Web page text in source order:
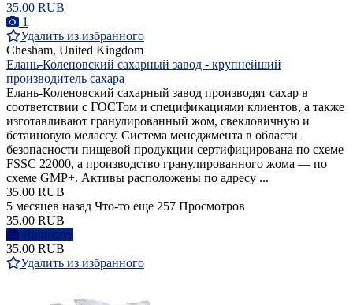
35.00 RUB
1
Удалить из избранного
Chesham, United Kingdom
Елань-Коленовский сахарный завод - крупнейший
производитель сахара
Елань-Коленовский сахарный завод производят сахар в
соответствии с ГОСТом и спецификациями клиентов, а также
изготавливают гранулированный жом, свекловичную и
бетаиновую мелассу. Система менеджмента в области
безопасности пищевой продукции сертифицирована по схеме
FSSC 22000, а производство гранулированного жома — по
схеме GMP+. Активы расположены по адресу ...
35.00 RUB
5 месяцев назад Что-то еще 257 Просмотров
35.00 RUB
Написать
35.00 RUB
Удалить из избранного